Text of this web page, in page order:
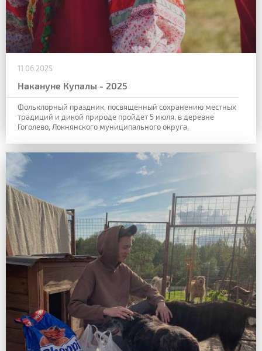
11.06.2025
Накануне Купалы - 2025
Фольклорный праздник, посвященный сохранению местных
традиций и дикой природе пройдет 5 июля, в деревне
Гоголево, Локнянского муниципального округа.